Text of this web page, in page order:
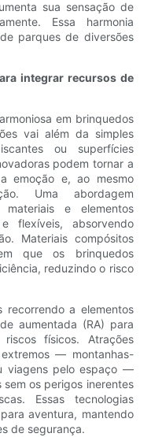
sua sensação de
Essa harmonia
parques de diversões
integrar recursos de
em brinquedos
vai além da simples
ou superfícies
podem tornar a
emoção e, ao mesmo
Uma abordagem
e elementos
flexíveis, absorvendo
Materiais compósitos
que os brinquedos
reduzindo o risco
recorrendo a elementos
aumentada (RA) para
físicos. Atrações
— montanhas-
viagens pelo espaço —
os perigos inerentes
Essas tecnologias
aventura, mantendo
de segurança.